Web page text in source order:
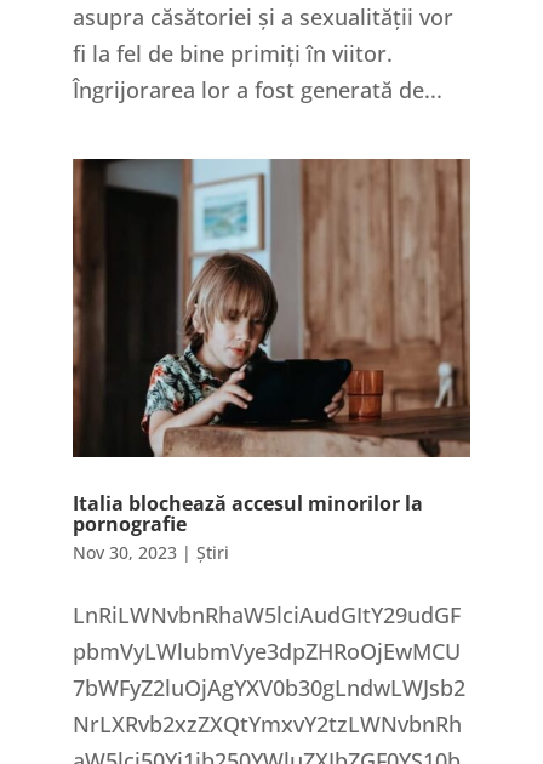
asupra căsătoriei și a sexualității vor
fi la fel de bine primiți în viitor.
Îngrijorarea lor a fost generată de...
Italia blochează accesul minorilor la
pornografie
Nov 30, 2023| Știri
LnRiLWNvbnRhaW5lciAudGItY29udGF
pbmVyLWlubmVye3dpZHRoOjEwMCU
7bWFyZ2luOjAgYXV0b30gLndwLWJsb2
NrLXRvb2xzZXQtYmxvY2tzLWNvbnRh